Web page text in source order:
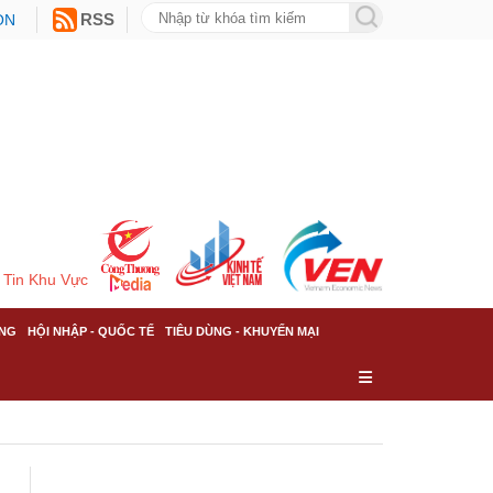
RSS
Tin Khu Vực
HỘI NHẬP - QUỐC TẾ TIÊU DÙNG - KHUYẾN MẠI